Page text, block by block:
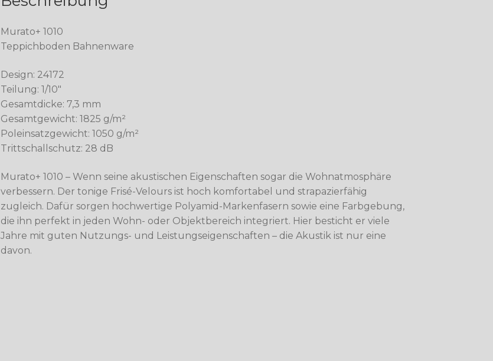
Murato+ 1010
Teppichboden Bahnenware
Design: 24172
Teilung: 1/10″
Gesamtdicke: 7,3 mm
Gesamtgewicht: 1825 g/m²
Poleinsatzgewicht: 1050 g/m²
Trittschallschutz: 28 dB
Murato+ 1010 – Wenn seine akustischen Eigenschaften sogar die Wohnatmosphäre
verbessern. Der tonige Frisé-Velours ist hoch komfortabel und strapazierfähig
zugleich. Dafür sorgen hochwertige Polyamid-Markenfasern sowie eine Farbgebung,
die ihn perfekt in jeden Wohn- oder Objektbereich integriert. Hier besticht er viele
Jahre mit guten Nutzungs- und Leistungseigenschaften – die Akustik ist nur eine
davon.